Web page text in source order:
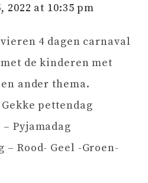
at 10:35 pm
4 dagen carnaval
de kinderen met
ander thema.
pettendag
– Pyjamadag
– Rood- Geel -Groen-